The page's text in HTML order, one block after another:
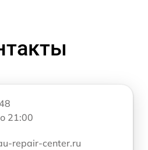
21:00
repair-center.ru